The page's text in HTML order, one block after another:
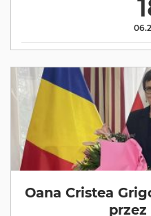
Oana Cristea
przez